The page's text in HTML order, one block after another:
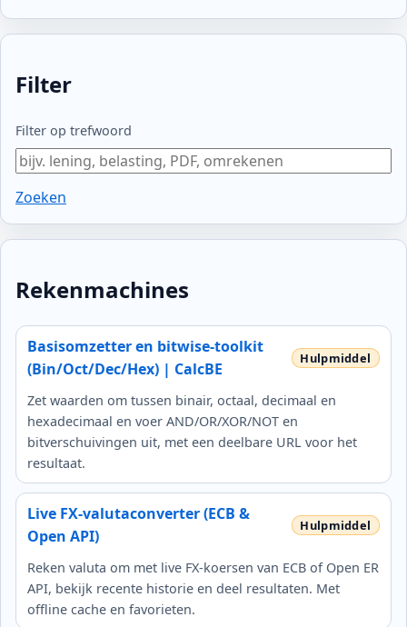
Filter
Filter op trefwoord
Zoeken
Rekenmachines
Basisomzetter en bitwise-toolkit
(Bin/Oct/Dec/Hex) | CalcBE
Zet waarden om tussen binair, octaal, decimaal en
hexadecimaal en voer AND/OR/XOR/NOT en
bitverschuivingen uit, met een deelbare URL voor het
resultaat.
Live FX‑valutaconverter (ECB &
Open API)
Reken valuta om met live FX‑koersen van ECB of Open ER
API, bekijk recente historie en deel resultaten. Met
offline cache en favorieten.